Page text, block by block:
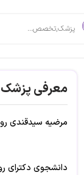
معرفی پزشک
مرضیه سیدقندی
دانشجوی دکترای